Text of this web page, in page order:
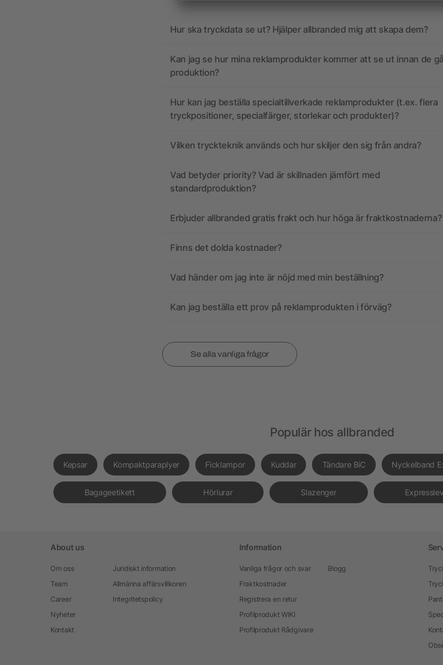
Hur ska tryckdata se ut? Hjälper allbranded mig att skapa dem?
Kan jag se hur mina reklamprodukter kommer att se ut innan de
produktion?
Hur kan jag beställa specialtillverkade reklamprodukter (t.ex. flera
tryckpositioner, specialfärger, storlekar och produkter)?
Vilken tryckteknik används och hur skiljer den sig från andra?
Vad betyder priority? Vad är skillnaden jämfört med
standardproduktion?
Erbjuder allbranded gratis frakt och hur höga är fraktkostnaderna?
Finns det dolda kostnader?
Vad händer om jag inte är nöjd med min beställning?
Kan jag beställa ett prov på reklamprodukten i förväg?
Se alla vanliga frågor
Populär hos allbranded
Kepsar Kompaktparaplyer Ficklampor Kuddar Tändare BiC Nyckelband
Bagageetikett Hörlurar Slazenger
About us
Om oss
Team
Career
Nyheter
Kontakt
Juridiskt information
Allmänna affärsvillkoren
Integritetspolicy
Information
Vanliga frågor och svar
Fraktkostnader
Registrera en retur
Profilprodukt WIKI
Profilprodukt Rådgivare
Blogg